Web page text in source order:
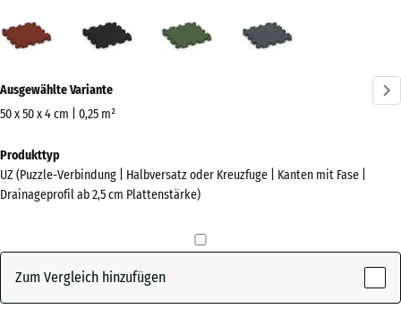
(active)
Informationen
zu
Farben?
Farbpalette
Ziegelrot(active)
Ausgewählte Variante
50 x 50 x 4 cm | 0,25 m²
Abmessungen
für
den
x
540
Produkttyp
UZ (Puzzle-Verbindung | Halbversatz oder Kreuzfuge | Kanten mit Fase |
Drainageprofil ab 2,5 cm Plattenstärke)
Zum Vergleich hinzufügen